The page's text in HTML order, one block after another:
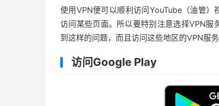
使用VPN便可以顺利访问YouTube（油管
访问某些页面。所以要特别注意选择VPN
到这样的问题，而且访问这些地区的VPN服
访问Google Play